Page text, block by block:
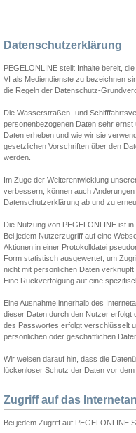
Datenschutzerklärung
PEGELONLINE stellt Inhalte bereit,
VI als Mediendienste zu bezeichnen
die Regeln der Datenschutz-
Die Wasserstraßen- und
personenbezogenen Daten sehr
Daten erheben und wie wir sie
gesetzlichen Vorschriften über den
werden.
Im Zuge der Weiterentwicklung
verbessern, können auch
Datenschutzerklärung ab und zu
Die Nutzung von PEGELONLINE ist
Bei jedem Nutzerzugriff auf eine
Aktionen in einer Protokolldatei
Form statistisch ausgewertet, um
nicht mit persönlichen Daten
Eine Rückverfolgung auf eine
Eine Ausnahme innerhalb des
dieser Daten durch den Nutzer erfolgt
des Passwortes erfolgt verschlüsselt
persönlichen oder geschäftlichen
Wir weisen darauf hin, dass die
lückenloser Schutz der Daten vor
Zugriff auf das
Bei jedem Zugriff auf PEGELONLINE